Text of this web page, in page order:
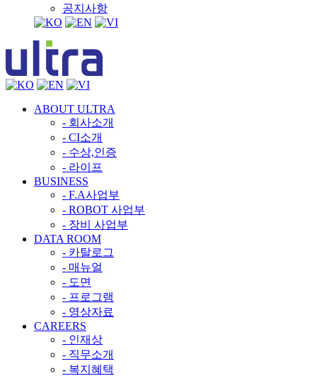
공지사항
ABOUT ULTRA
- 회사소개
- CI소개
- 수상,인증
- 라이프
BUSINESS
- F.A사업부
- ROBOT 사업부
- 장비 사업부
DATA ROOM
- 카탈로그
- 매뉴얼
- 도면
- 프로그램
- 영상자료
CAREERS
- 인재상
- 직무소개
- 복지혜택